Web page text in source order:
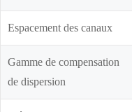
Espacement des canaux
Gamme de compensation
de dispersion